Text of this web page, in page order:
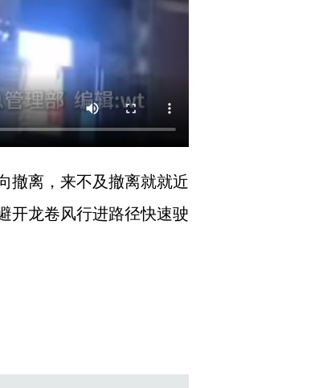
撤离，来不及撤离就就近
开龙卷风行进路径快速驶